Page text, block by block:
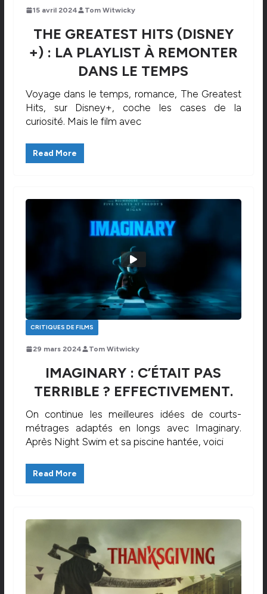
15 avril 2024 Tom Witwicky
THE GREATEST HITS (DISNEY
+) : LA PLAYLIST À REMONTER
DANS LE TEMPS
Voyage dans le temps, romance, The Greatest
Hits, sur Disney+, coche les cases de la
curiosité. Mais le film avec
Read More
CRITIQUES DE FILMS
29 mars 2024 Tom Witwicky
IMAGINARY : C’ÉTAIT PAS
TERRIBLE ? EFFECTIVEMENT.
On continue les meilleures idées de courts-
métrages adaptés en longs avec Imaginary.
Après Night Swim et sa piscine hantée, voici
Read More